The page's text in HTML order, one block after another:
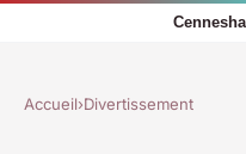
Accueil›Divertissement